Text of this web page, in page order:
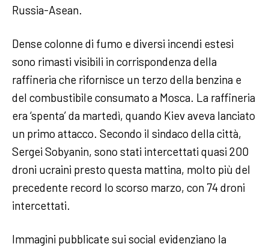
Russia-Asean.
Dense colonne di fumo e diversi incendi estesi
sono rimasti visibili in corrispondenza della
raffineria che rifornisce un terzo della benzina e
del combustibile consumato a Mosca. La raffineria
era ‘spenta’ da martedì, quando Kiev aveva lanciato
un primo attacco. Secondo il sindaco della città,
Sergei Sobyanin, sono stati intercettati quasi 200
droni ucraini presto questa mattina, molto più del
precedente record lo scorso marzo, con 74 droni
intercettati.
Immagini pubblicate sui social evidenziano la